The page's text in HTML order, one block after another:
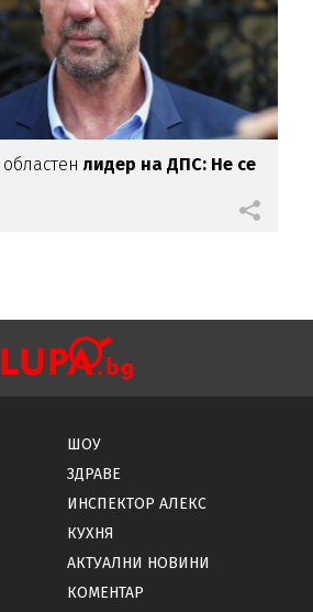
областен лидер на ДПС: Не се
ШОУ
ЗДРАВЕ
ИНСПЕКТОР АЛЕКС
КУХНЯ
АКТУАЛНИ НОВИНИ
КОМЕНТАР